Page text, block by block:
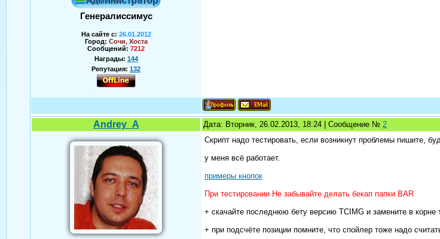
Генералиссимус
На сайте с: 26.01.2012
Город: Сочи, Хоста
Сообщений: 7212
Награды: 144
Репутация: 132
Andrey_A Дата: Вторник, 26.02.2013, 18:24 | Сообщение № 2
Скрипт надо тестировать, если возникнут проблемы пишите,
у меня всё работает.
примеры кнопок
При тестировании Не забывайте делать бекап папки BAR
+ скачайте последнюю бету версию TCIMG и замените в корне
+ при подсчёте позиции помните, что спойлер тоже надо